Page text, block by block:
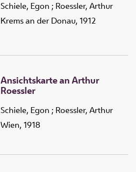
Schiele, Egon ; Roessler, Arthur
Krems an der Donau, 1912
Ansichtskarte an Arthur
Roessler
Schiele, Egon ; Roessler, Arthur
Wien, 1918